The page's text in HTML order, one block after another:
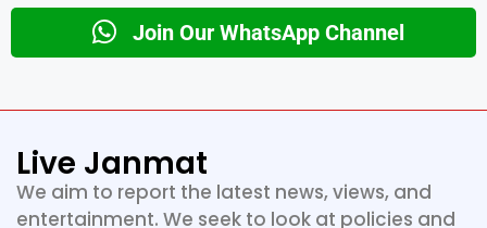
Join Our WhatsApp Channel
Live Janmat
We aim to report the latest news, views, and
entertainment. We seek to look at policies and